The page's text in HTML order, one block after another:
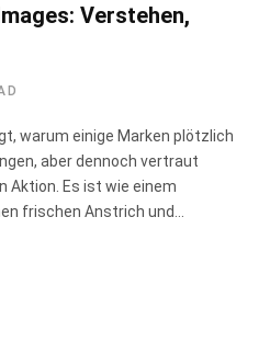
Verstehen,
warum einige Marken plötzlich
aber dennoch vertraut
Aktion. Es ist wie einem
frischen Anstrich und…